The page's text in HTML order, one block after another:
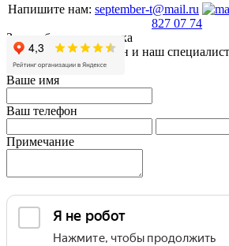
Напишите нам: september-t@mail.ru
827 07 74
Заказ обратного звонка
Оставьте Ваш телефон и наш
ближайшее время
Ваше имя
Ваш телефон
Примечание